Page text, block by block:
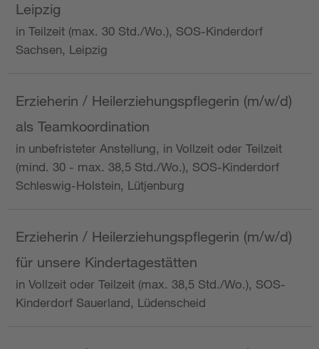
Leipzig
in Teilzeit (max. 30 Std./Wo.), SOS-Kinderdorf
Sachsen, Leipzig
Erzieherin / Heilerziehungspflegerin (m/w/d)
als Teamkoordination
in unbefristeter Anstellung, in Vollzeit oder Teilzeit
(mind. 30 - max. 38,5 Std./Wo.), SOS-Kinderdorf
Schleswig-Holstein, Lütjenburg
Erzieherin / Heilerziehungspflegerin (m/w/d)
für unsere Kindertagestätten
in Vollzeit oder Teilzeit (max. 38,5 Std./Wo.), SOS-
Kinderdorf Sauerland, Lüdenscheid